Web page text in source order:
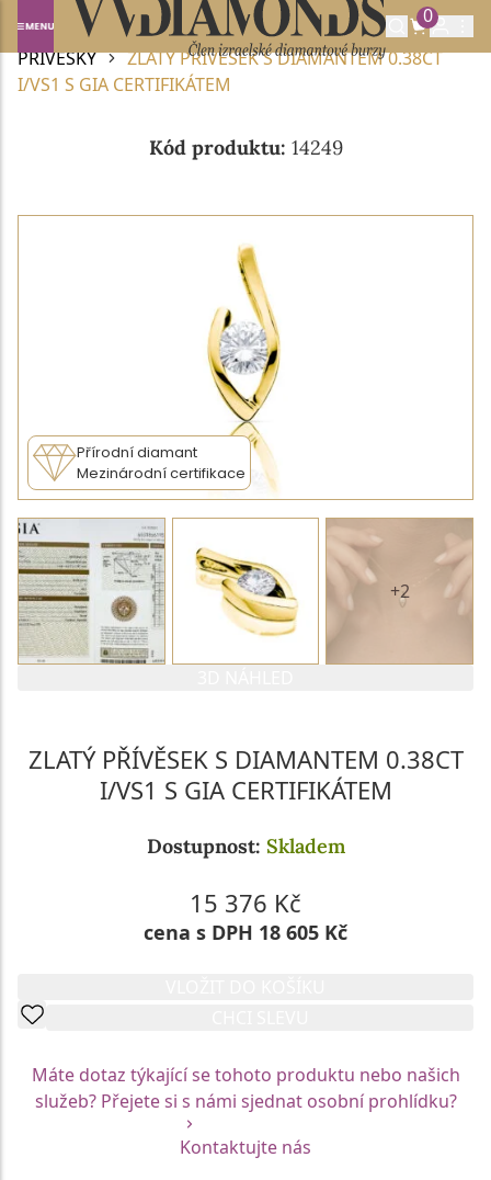
0
Domů DIAMANTOVÉ ŠPERKY
DIAMANTOVÉ
PŘÍVĚSKY
ZLATÝ PŘÍVĚSEK S DIAMANTEM 0.38CT
I/VS1 S GIA CERTIFIKÁTEM
Kód produktu: 14249
Přírodní diamant
Mezinárodní certifikace
+2
ZLATÝ PŘÍVĚSEK S DIAMANTEM 0.38CT
I/VS1 S GIA CERTIFIKÁTEM
Dostupnost: Skladem
15 376 Kč
cena s DPH 18 605 Kč
Máte dotaz týkající se tohoto produktu nebo našich
služeb? Přejete si s námi sjednat osobní prohlídku?
Kontaktujte nás